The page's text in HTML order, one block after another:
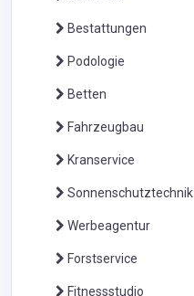
Bestattungen
Podologie
Betten
Fahrzeugbau
Kranservice
Sonnenschutztechnik
Werbeagentur
Forstservice
Fitnessstudio